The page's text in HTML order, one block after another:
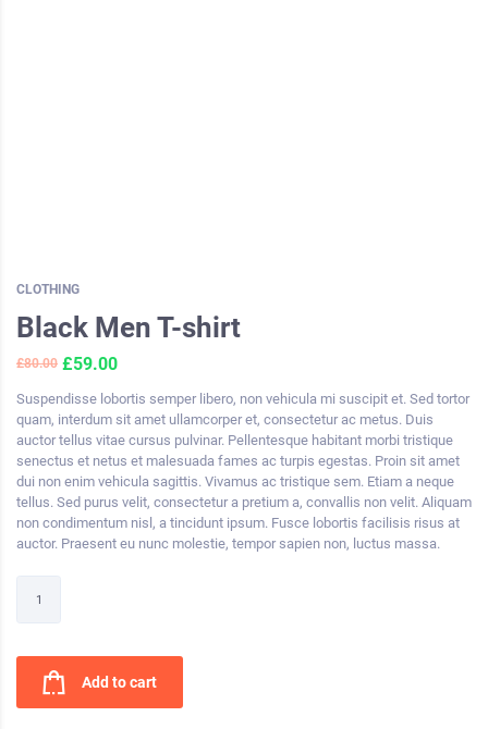
CLOTHING
Black Men T-shirt
£80.00 £59.00
Suspendisse lobortis semper libero, non vehicula mi suscipit et. Sed tortor
quam, interdum sit amet ullamcorper et, consectetur ac metus. Duis
auctor tellus vitae cursus pulvinar. Pellentesque habitant morbi tristique
senectus et netus et malesuada fames ac turpis egestas. Proin sit amet
dui non enim vehicula sagittis. Vivamus ac tristique sem. Etiam a neque
tellus. Sed purus velit, consectetur a pretium a, convallis non velit. Aliquam
non condimentum nisl, a tincidunt ipsum. Fusce lobortis facilisis risus at
auctor. Praesent eu nunc molestie, tempor sapien non, luctus massa.
Add to cart